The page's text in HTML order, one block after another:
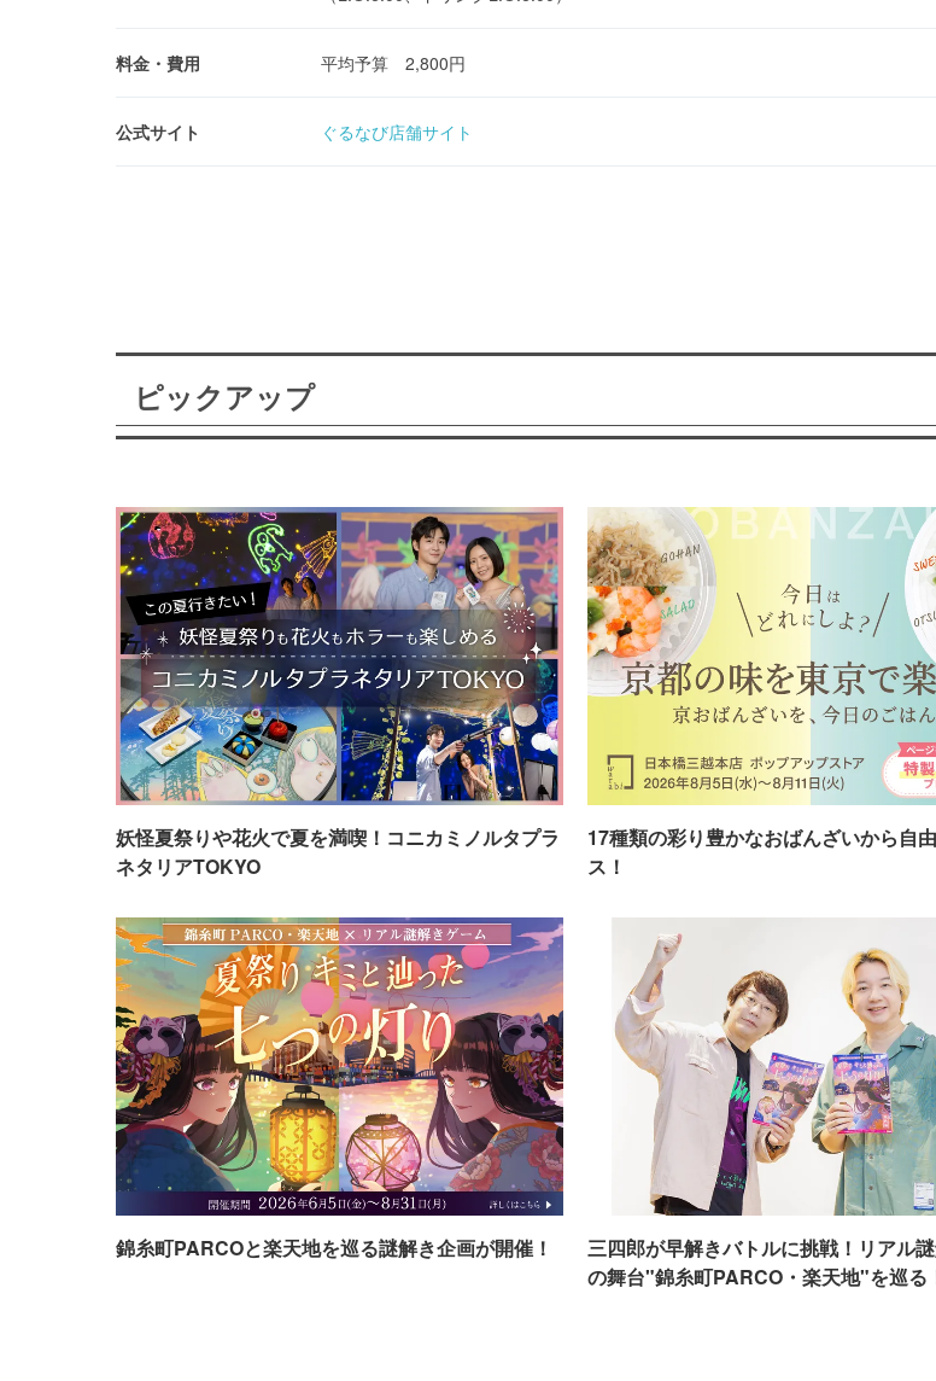
料金・費用 平均予算 2,800円
公式サイト ぐるなび店舗サイト
ピックアップ
妖怪夏祭りや花火で夏を満喫！コニカミノルタプラ
ネタリアTOKYO
17種類の彩り豊かなおばんざいから自
ス！
錦糸町PARCOと楽天地を巡る謎解き企画が開催！
三四郎が早解きバトルに挑戦！リアル
の舞台"錦糸町PARCO・楽天地"を巡る